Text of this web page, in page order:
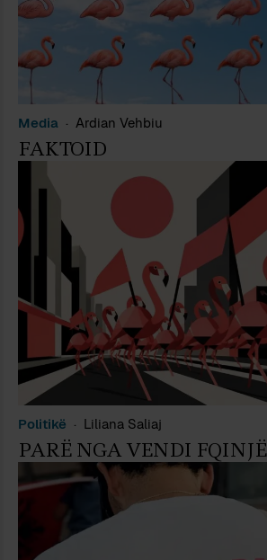
Media Ardian Vehbiu
FAKTOID
Politikë Liliana Saliaj
PARË NGA VENDI FQINJË